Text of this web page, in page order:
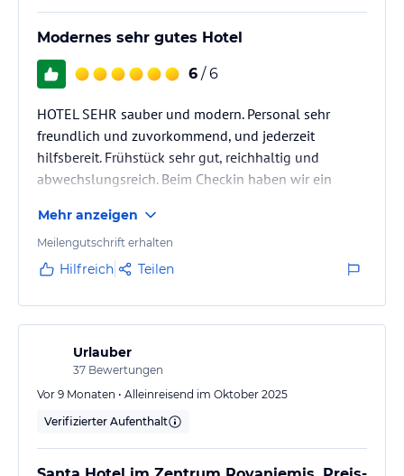
Modernes sehr gutes Hotel
6 / 6
HOTEL SEHR sauber und modern. Personal sehr
freundlich und zuvorkommend, und jederzeit
hilfsbereit. Frühstück sehr gut, reichhaltig und
abwechslungsreich. Beim Checkin haben wir ein
empfehlen.
Mehr anzeigen
Meilengutschrift erhalten
Hilfreich Teilen
Urlauber
37 Bewertungen
Vor 9 Monaten • Alleinreisend im Oktober 2025
Verifizierter Aufenthalt